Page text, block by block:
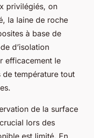
privilégiés, on
la laine de roche
à base de
d’isolation
efficacement le
température tout
de la surface
lors des
est limité. En